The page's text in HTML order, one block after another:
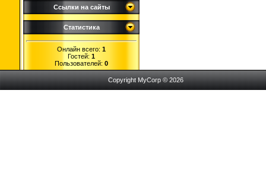
Ссылки на сайты
Статистика
Онлайн всего: 1
Гостей: 1
Пользователей: 0
Copyright MyCorp © 2026